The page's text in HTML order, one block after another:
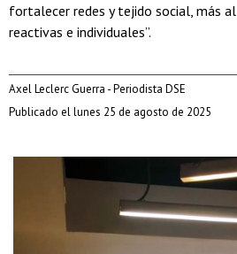
fortalecer redes y tejido social, más
reactivas e individuales”.
Axel Leclerc Guerra - Periodista DSE
Publicado el lunes 25 de agosto de 2025